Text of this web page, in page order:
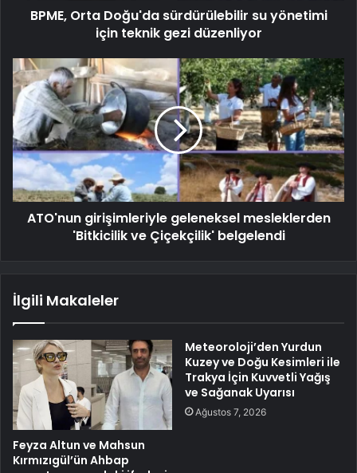
BPME, Orta Doğu'da sürdürülebilir su yönetimi
için teknik gezi düzenliyor
ATO'nun girişimleriyle geleneksel mesleklerden
'Bitkicilik ve Çiçekçilik' belgelendi
İlgili Makaleler
Feyza Altun ve Mahsun
Kırmızıgül’ün Ahbap
Meteoroloji’den Yurdun
Kuzey ve Doğu Kesimleri ile
Trakya İçin Kuvvetli Yağış
ve Sağanak Uyarısı
Ağustos 7, 2026